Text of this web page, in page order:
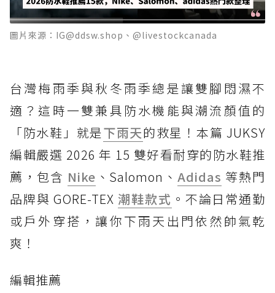
圖片來源：IG@ddsw.shop、@livestockcanada
台灣梅雨季與秋冬雨季總是讓雙腳悶濕不
適？這時一雙兼具防水機能與潮流顏值的
「防水鞋」就是下雨天的救星！本篇 JUKSY
編輯嚴選 2026 年 15 雙好看耐穿的防水鞋推
薦，包含 Nike 、Salomon、Adidas 等熱門
品牌與 GORE-TEX 潮鞋款式 。不論日常通勤
或戶外穿搭，讓你下雨天出門依然帥氣乾
爽！
編輯推薦